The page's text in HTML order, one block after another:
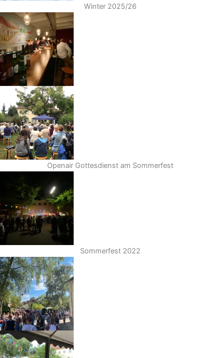
Winter 2025/26
Openair Gottesdienst am Sommerfest
Sommerfest 2022